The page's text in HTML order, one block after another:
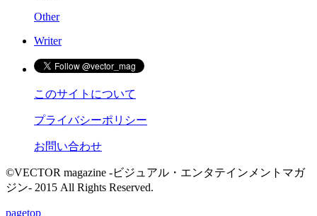
Other
Writer
このサイトについて
プライバシーポリシー
お問い合わせ
©VECTOR magazine -ビジュアル・エンタテインメントマガ
ジン- 2015 All Rights Reserved.
pagetop